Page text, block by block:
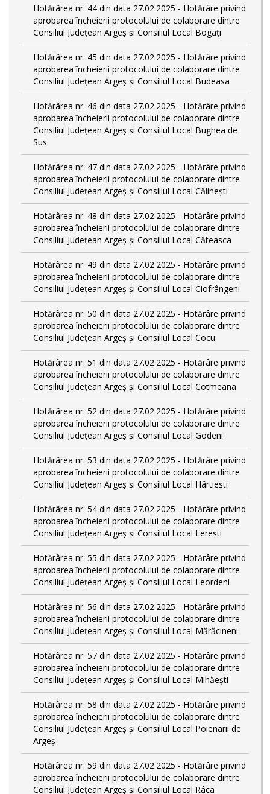
Hotărârea nr. 44 din data 27.02.2025 - Hotărâre privind
aprobarea încheierii protocolului de colaborare dintre
Consiliul Județean Argeș și Consiliul Local Bogați
Hotărârea nr. 45 din data 27.02.2025 - Hotărâre privind
aprobarea încheierii protocolului de colaborare dintre
Consiliul Județean Argeș și Consiliul Local Budeasa
Hotărârea nr. 46 din data 27.02.2025 - Hotărâre privind
aprobarea încheierii protocolului de colaborare dintre
Consiliul Județean Argeș și Consiliul Local Bughea de
Sus
Hotărârea nr. 47 din data 27.02.2025 - Hotărâre privind
aprobarea încheierii protocolului de colaborare dintre
Consiliul Județean Argeș și Consiliul Local Călinești
Hotărârea nr. 48 din data 27.02.2025 - Hotărâre privind
aprobarea încheierii protocolului de colaborare dintre
Consiliul Județean Argeș și Consiliul Local Căteasca
Hotărârea nr. 49 din data 27.02.2025 - Hotărâre privind
aprobarea încheierii protocolului de colaborare dintre
Consiliul Județean Argeș și Consiliul Local Ciofrângeni
Hotărârea nr. 50 din data 27.02.2025 - Hotărâre privind
aprobarea încheierii protocolului de colaborare dintre
Consiliul Județean Argeș și Consiliul Local Cocu
Hotărârea nr. 51 din data 27.02.2025 - Hotărâre privind
aprobarea încheierii protocolului de colaborare dintre
Consiliul Județean Argeș și Consiliul Local Cotmeana
Hotărârea nr. 52 din data 27.02.2025 - Hotărâre privind
aprobarea încheierii protocolului de colaborare dintre
Consiliul Județean Argeș și Consiliul Local Godeni
Hotărârea nr. 53 din data 27.02.2025 - Hotărâre privind
aprobarea încheierii protocolului de colaborare dintre
Consiliul Județean Argeș și Consiliul Local Hârtiești
Hotărârea nr. 54 din data 27.02.2025 - Hotărâre privind
aprobarea încheierii protocolului de colaborare dintre
Consiliul Județean Argeș și Consiliul Local Lerești
Hotărârea nr. 55 din data 27.02.2025 - Hotărâre privind
aprobarea încheierii protocolului de colaborare dintre
Consiliul Județean Argeș și Consiliul Local Leordeni
Hotărârea nr. 56 din data 27.02.2025 - Hotărâre privind
aprobarea încheierii protocolului de colaborare dintre
Consiliul Județean Argeș și Consiliul Local Mărăcineni
Hotărârea nr. 57 din data 27.02.2025 - Hotărâre privind
aprobarea încheierii protocolului de colaborare dintre
Consiliul Județean Argeș și Consiliul Local Mihăești
Hotărârea nr. 58 din data 27.02.2025 - Hotărâre privind
aprobarea încheierii protocolului de colaborare dintre
Consiliul Județean Argeș și Consiliul Local Poienarii de
Argeș
Hotărârea nr. 59 din data 27.02.2025 - Hotărâre privind
aprobarea încheierii protocolului de colaborare dintre
Consiliul Județean Argeș și Consiliul Local Râca